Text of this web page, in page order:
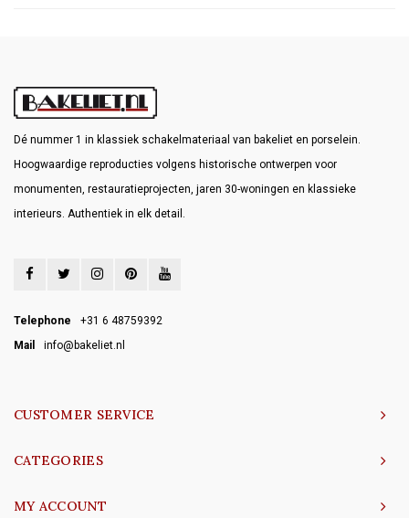
Dé nummer 1 in klassiek schakelmateriaal van bakeliet en porselein.
Hoogwaardige reproducties volgens historische ontwerpen voor
monumenten, restauratieprojecten, jaren 30-woningen en klassieke
interieurs. Authentiek in elk detail.
Telephone
+31 6 48759392
Mail
info@bakeliet.nl
CUSTOMER SERVICE
CATEGORIES
MY ACCOUNT